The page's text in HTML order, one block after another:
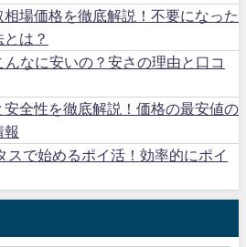
場価格を徹底解説！不要になった
は？
んなに安いの？安さの理由と口コ
全性を徹底解説！価格の最安値の
報
スで始めるポイ活！効率的にポイ